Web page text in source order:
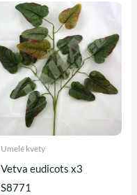
Umelé kvety
Vetva eudicots x3
S8771